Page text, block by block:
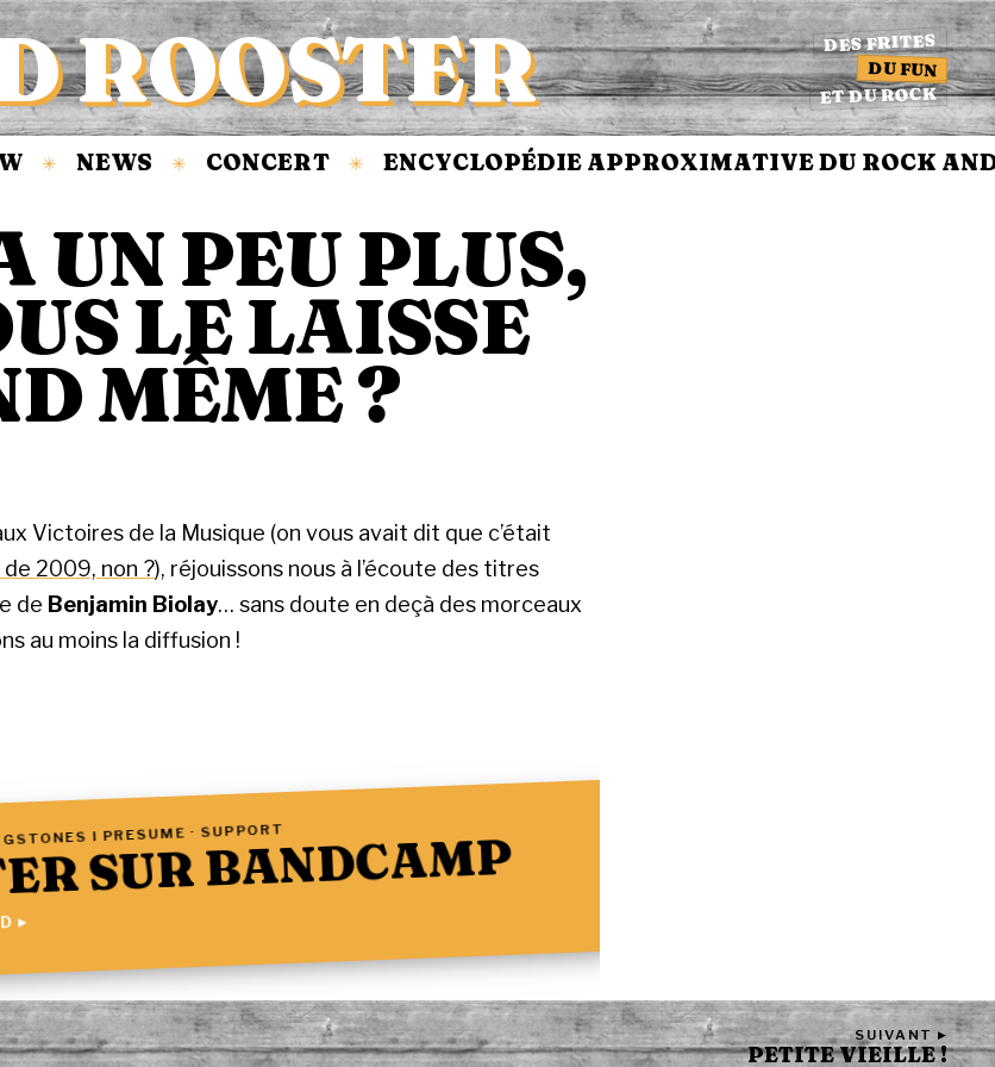
ROOSTER DES FRITES
DU FUN
ET DU ROCK
NEWS CONCERT ENCYCLOPÉDIE APPROXIMATIVE DU ROCK AND
UN PEU PLUS,
LE LAISSE
MÊME ?
Victoires de la Musique (on vous avait dit que c’était
2009, non ?), réjouissons nous à l’écoute des titres
de Benjamin Biolay… sans doute en deçà des morceaux
au moins la diffusion !
I PRESUME · SUPPORT
SUR BANDCAMP
▸
SUIVANT ▸
PETITE VIEILLE !